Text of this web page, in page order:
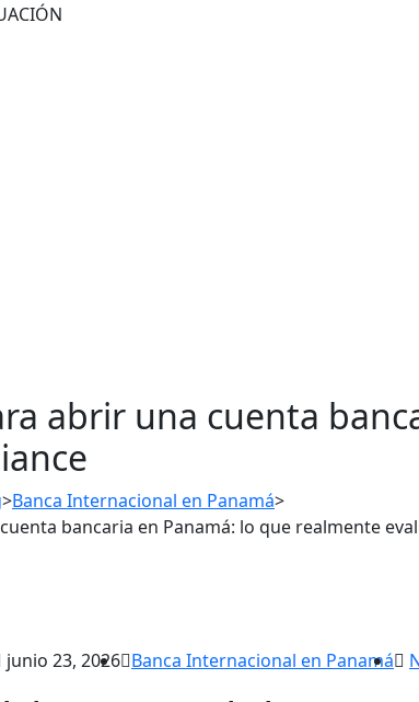
abrir una cuenta
>Banca Internacional en Panamá>
bancaria en Panamá: lo que realmente
junio 23, 2026 Banca Internacional en Panamá